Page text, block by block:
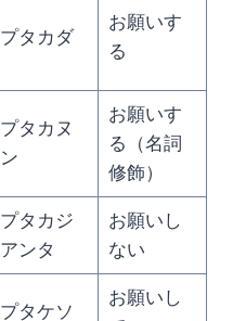
プタカダ
お願いす
る
プタカヌ
ン
お願いす
る（名詞
修飾）
プタカジ
アンタ
お願いし
ない
プタケソ
お願いし